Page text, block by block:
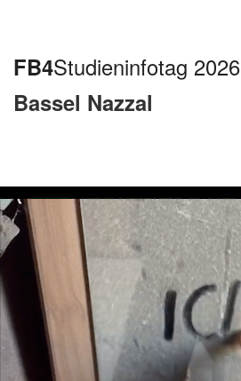
FB4Studieninfotag 2026
Bassel Nazzal